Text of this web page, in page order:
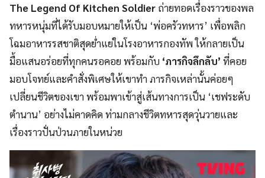
The Legend Of Kitchen Soldier ถ่ายทอดเรื่องราวของพล
ทหารหนุ่มที่ได้รับมอบหมายให้เป็น ‘พ่อครัวทหาร’ เพื่อพลิก
โฉมอาหารรสชาติสุดย่ำแย่ในโรงอาหารกองทัพ ให้กลายเป็น
มื้อแสนอร่อยที่ทุกคนรอคอย พร้อมกับ ‘ภารกิจลึกลับ’ ที่คอย
มอบโจทย์และคำสั่งพิเศษให้เขาทำ ภารกิจเหล่านั้นค่อยๆ
เปลี่ยนชีวิตของเขา พร้อมพาเข้าสู่เส้นทางการเป็น ‘เชฟระดับ
ตำนาน’ อย่างไม่คาดคิด ท่ามกลางชีวิตทหารสุดวุ่นวายและ
เรื่องราวปั่นป่วนภายในหน่วย